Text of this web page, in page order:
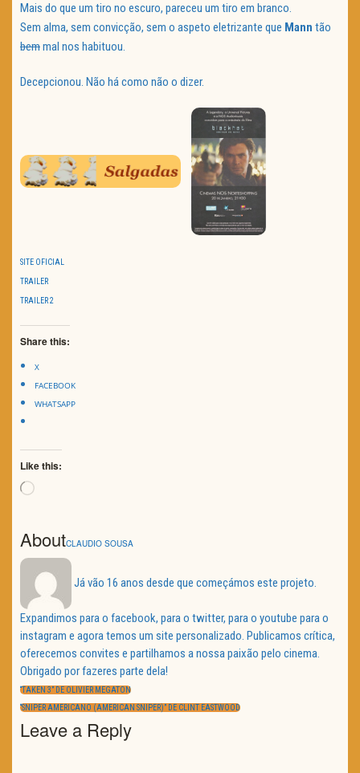
Mais do que um tiro no escuro, pareceu um tiro em branco.
Sem alma, sem convicção, sem o aspeto eletrizante que Mann tão
bemmal nos habituou.
Decepcionou. Não há como não o dizer.
SITE OFICIAL
TRAILER
TRAILER 2
Share this:
X
FACEBOOK
WHATSAPP
Like this:
Loading…
AboutCLAUDIO SOUSA
Já vão 16 anos desde que começámos este projeto.
Expandimos para o facebook, para o twitter, para o youtube para o
instagram e agora temos um site personalizado. Publicamos crítica,
oferecemos convites e partilhamos a nossa paixão pelo cinema.
Obrigado por fazeres parte dela!
Navegação
de
artigos
PREVIOUS
POST:
“TAKEN 3” DE OLIVIER MEGATON
NEXT
POST:
“SNIPER AMERICANO (AMERICAN SNIPER)” DE CLINT EASTWOOD
Leave a Reply